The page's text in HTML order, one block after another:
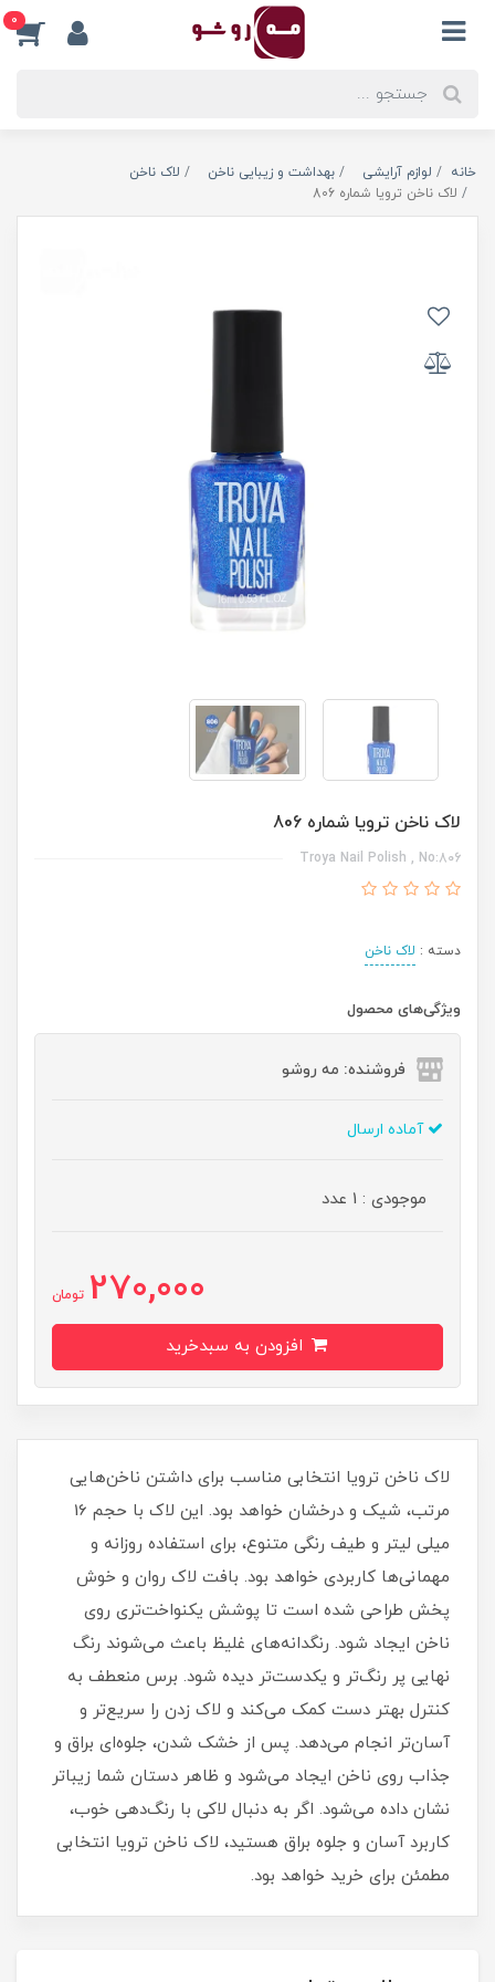
0
خانه لوازم آرایشی بهداشت و زیبایی ناخن
لاک ناخن
لاک ناخن ترویا شماره 806
لاک ناخن ترویا شماره 806
Troya Nail Polish , No:806
دسته : لاک ناخن
ویژگی‌های محصول
فروشنده: مه رو‌شو
آماده ارسال
موجودی : 1 عدد
270,000 تومان
لاک ناخن ترویا انتخابی مناسب برای داشتن ناخن‌هایی
مرتب، شیک و درخشان خواهد بود. این لاک با حجم 16
میلی‌ لیتر و طیف رنگی متنوع، برای استفاده روزانه و
مهمانی‌ها کاربردی خواهد بود. بافت لاک روان و خوش‌
پخش طراحی شده است تا پوشش یکنواخت‌تری روی
ناخن ایجاد شود. رنگدانه‌های غلیظ باعث می‌شوند رنگ
نهایی پر رنگ‌تر و یکدست‌تر دیده شود. برس منعطف به
کنترل بهتر دست کمک می‌کند و لاک زدن را سریع‌تر و
آسان‌تر انجام می‌دهد. پس از خشک شدن، جلوه‌ای براق و
جذاب روی ناخن ایجاد می‌شود و ظاهر دستان شما زیباتر
نشان داده می‌شود. اگر به دنبال لاکی با رنگ‌دهی خوب،
کاربرد آسان و جلوه براق هستید، لاک ناخن ترویا انتخابی
مطمئن برای خرید خواهد بود.